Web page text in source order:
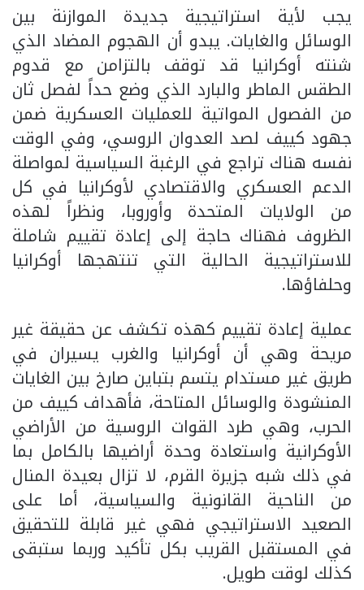
يجب لأية استراتيجية جديدة الموازنة بين
الوسائل والغايات. يبدو أن الهجوم المضاد الذي
شنته أوكرانيا قد توقف بالتزامن مع قدوم
الطقس الماطر والبارد الذي وضع حداً لفصل ثان
من الفصول المواتية للعمليات العسكرية ضمن
جهود كييف لصد العدوان الروسي، وفي الوقت
نفسه هناك تراجع في الرغبة السياسية لمواصلة
الدعم العسكري والاقتصادي لأوكرانيا في كل
من الولايات المتحدة وأوروبا، ونظراً لهذه
الظروف فهناك حاجة إلى إعادة تقييم شاملة
للاستراتيجية الحالية التي تنتهجها أوكرانيا
وحلفاؤها.
عملية إعادة تقييم كهذه تكشف عن حقيقة غير
مريحة وهي أن أوكرانيا والغرب يسيران في
طريق غير مستدام يتسم بتباين صارخ بين الغايات
المنشودة والوسائل المتاحة، فأهداف كييف من
الحرب، وهي طرد القوات الروسية من الأراضي
الأوكرانية واستعادة وحدة أراضيها بالكامل بما
في ذلك شبه جزيرة القرم، لا تزال بعيدة المنال
من الناحية القانونية والسياسية، أما على
الصعيد الاستراتيجي فهي غير قابلة للتحقيق
في المستقبل القريب بكل تأكيد وربما ستبقى
كذلك لوقت طويل.